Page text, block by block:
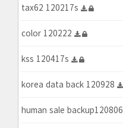
tax62 120217s
color 120222
kss 120417s
korea data back 120928
human sale backup120806